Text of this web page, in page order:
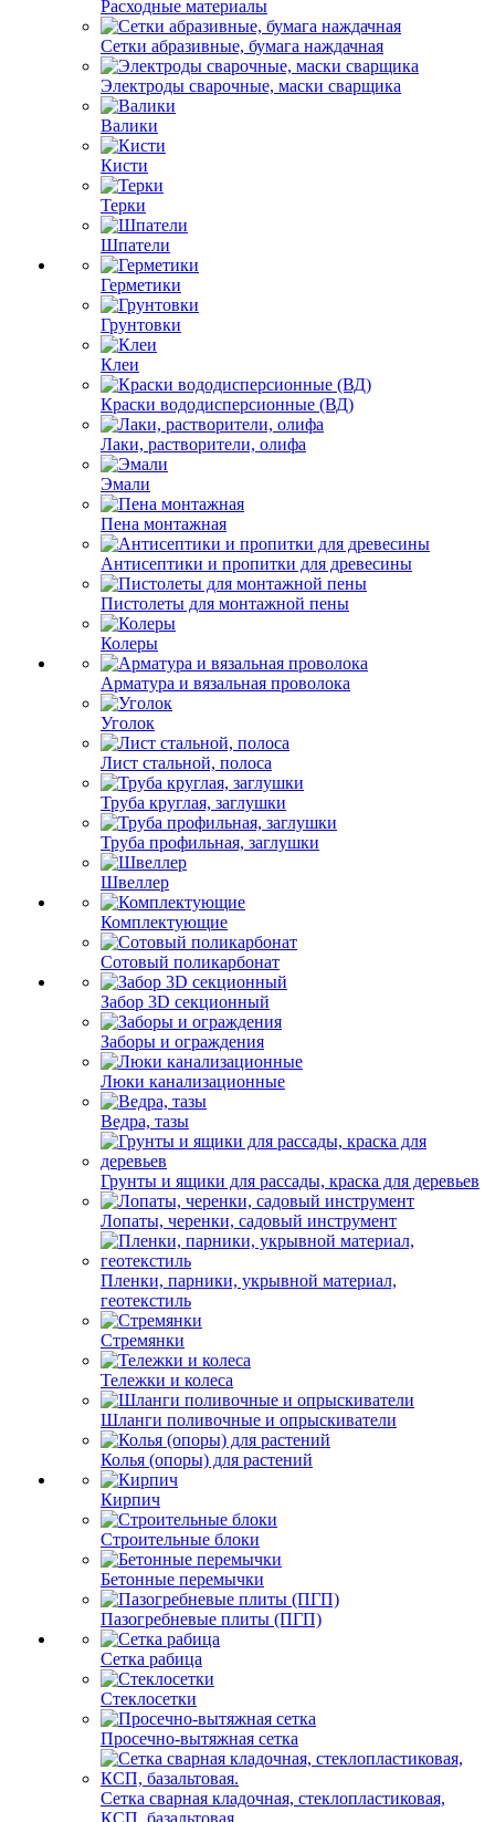
Расходные материалы
Сетки абразивные, бумага наждачная
Электроды сварочные, маски сварщика
Валики
Кисти
Терки
Шпатели
Герметики
Грунтовки
Клеи
Краски вододисперсионные (ВД)
Лаки, растворители, олифа
Эмали
Пена монтажная
Антисептики и пропитки для древесины
Пистолеты для монтажной пены
Колеры
Арматура и вязальная проволока
Уголок
Лист стальной, полоса
Труба круглая, заглушки
Труба профильная, заглушки
Швеллер
Комплектующие
Сотовый поликарбонат
Забор 3D секционный
Заборы и ограждения
Люки канализационные
Ведра, тазы
Грунты и ящики для рассады, краска для деревьев
Лопаты, черенки, садовый инструмент
Пленки, парники, укрывной материал,
геотекстиль
Стремянки
Тележки и колеса
Шланги поливочные и опрыскиватели
Колья (опоры) для растений
Кирпич
Строительные блоки
Бетонные перемычки
Пазогребневые плиты (ПГП)
Сетка рабица
Стеклосетки
Просечно-вытяжная сетка
Сетка сварная кладочная, стеклопластиковая,
КСП, базальтовая.